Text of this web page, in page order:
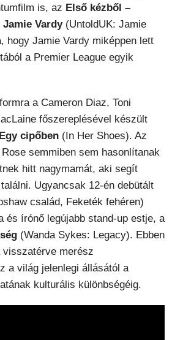
is, az Első kézből –
Vardy(UntoldUK: Jamie
hogy Jamie Vardy miképpen lett
a Premier League egyik
a Cameron Diaz, Toni
főszereplésével készült
Egy cipőben (In Her Shoes). Az
semmiben sem hasonlítanak
hitt nagymamát, aki segít
Ugyancsak 12-én debütált
család, Feketék fehéren)
és írónő legújabb stand-up estje, a
(Wanda Sykes: Legacy). Ebben
merész
a világ jelenlegi állásától a
kulturális különbségéig.